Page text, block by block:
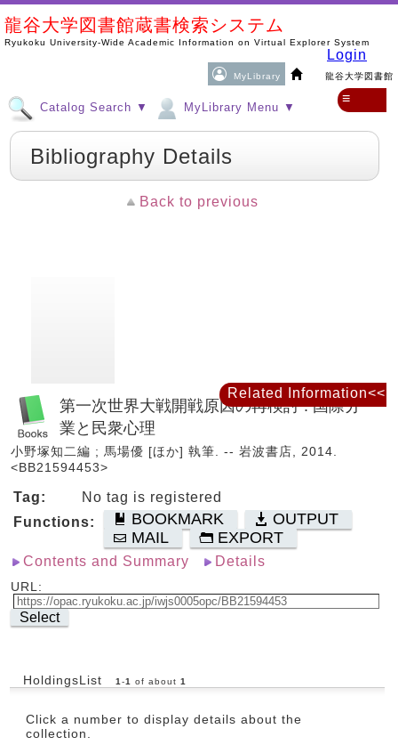
龍谷大学図書館蔵書検索システム
Ryukoku University-Wide Academic Information on Virtual Explorer System
MyLibrary 龍谷大学図書館
Login
Catalog Search ▼ MyLibrary Menu ▼
≡
Bibliography Details
Back to previous
第一次世界大戦開戦原因の再検討 : 国際分
業と民衆心理
小野塚知二編 ; 馬場優 [ほか] 執筆. -- 岩波書店, 2014.
<BB21594453>
Tag:
No tag is registered
Functions:
BOOKMARK
OUTPUT
MAIL
EXPORT
Contents and Summary Details
URL:
Select
HoldingsList 1 -1 of about 1
Click a number to display details about the
collection.
Related Information<<